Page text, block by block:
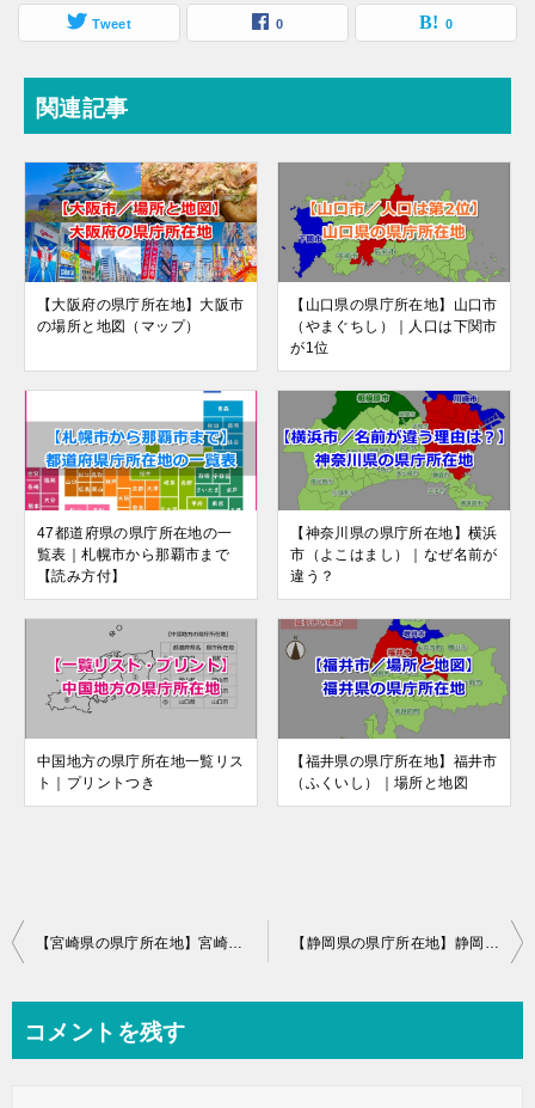
Tweet 0 0
関連記事
【大阪府の県庁所在地】大阪市
の場所と地図（マップ）
【山口県の県庁所在地】山口市
（やまぐちし）｜人口は下関市
が1位
47都道府県の県庁所在地の一
覧表｜札幌市から那覇市まで
【読み方付】
【神奈川県の県庁所在地】横浜
市（よこはまし）｜なぜ名前が
違う？
中国地方の県庁所在地一覧リス
ト｜プリントつき
【福井県の県庁所在地】福井市
（ふくいし）｜場所と地図
投
ビ
【宮崎県の県庁所在地】宮崎市（みやざきし）｜場所と地図
【静岡県の県庁所在地】静岡市（
コメントを残す